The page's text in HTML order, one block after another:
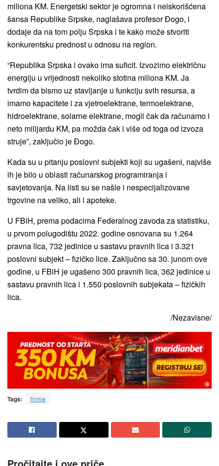
miliona KM. Energetski sektor je ogromna i neiskorišćena
šansa Republike Srpske, naglašava profesor Đogo, i
dodaje da na tom polju Srpska i te kako može stvoriti
konkurentsku prednost u odnosu na region.
“Republika Srpska i ovako ima suficit. Izvozimo električnu
energiju u vrijednosti nekoliko stotina miliona KM. Ja
tvrdim da bismo uz stavljanje u funkciju svih resursa, a
imamo kapacitete i za vjetroelektrane, termoelektrane,
hidroelektrane, solarne elektrane, mogli čak da računamo i
neto milijardu KM, pa možda čak i više od toga od izvoza
struje”, zaključio je Đogo.
Kada su u pitanju poslovni subjekti koji su ugašeni, najviše
ih je bilo u oblasti računarskog programiranja i
savjetovanja. Na listi su se našle i nespecijalizovane
trgovine na veliko, ali i apoteke.
U FBiH, prema podacima Federalnog zavoda za statistiku,
u prvom polugodištu 2022. godine osnovana su 1.264
pravna lica, 732 jedinice u sastavu pravnih lica i 3.321
poslovni subjekt – fizičko lice. Zaključno sa 30. junom ove
godine, u FBiH je ugašeno 300 pravnih lica, 362 jedinice u
sastavu pravnih lica i 1.550 poslovnih subjekata – fizičkih
lica.
/Nezavisne/
Tags: firme